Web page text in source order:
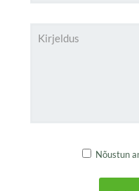
Nõustun